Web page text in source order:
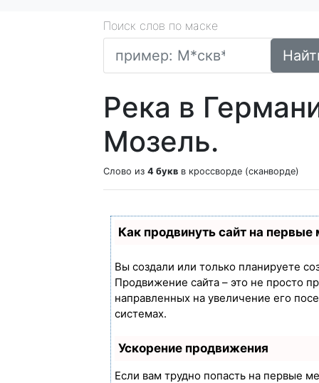
Поиск слов по маске
Река в
Мозель.
Слово из 4 букв в кроссворде (сканворде)
Как продвинуть сайт на первые
Вы создали или только планируете
Продвижение сайта – это не просто
направленных на увеличение его
системах.
Ускорение продвижения
Если вам трудно попасть на первые